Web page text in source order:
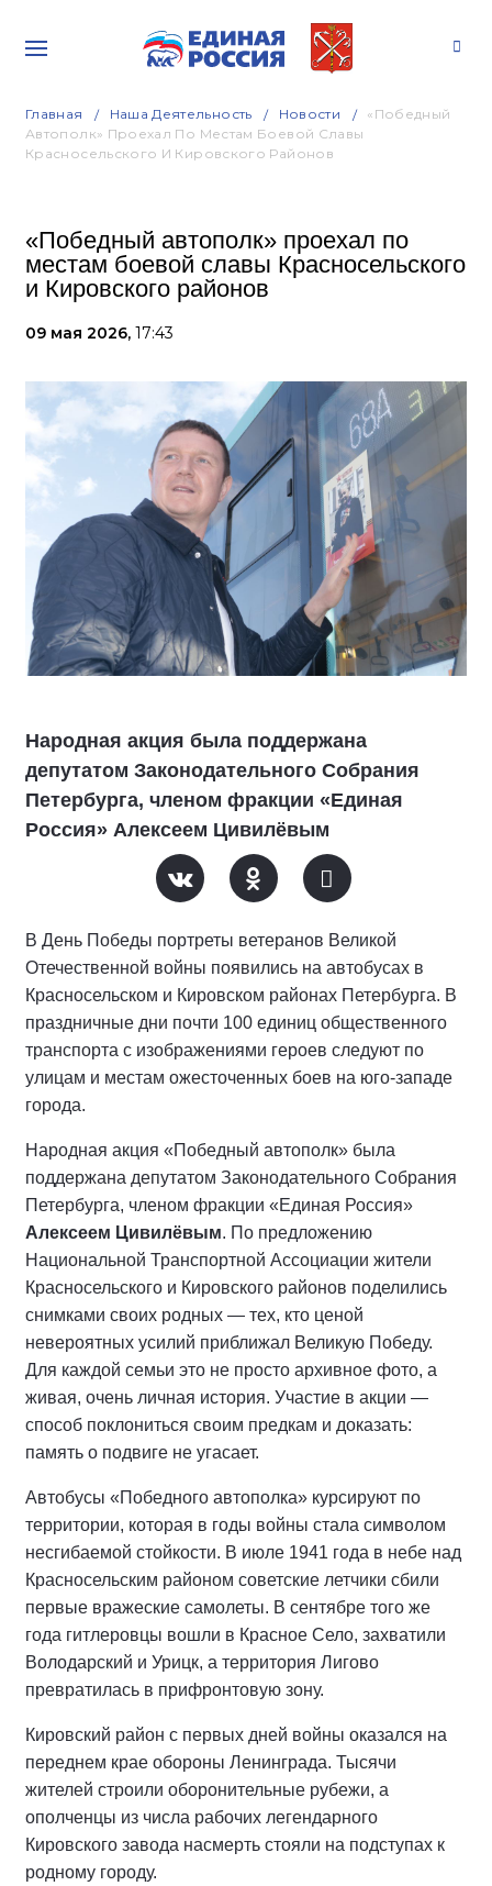
Главная Наша Деятельность Новости
«Победный
Автополк» Проехал По Местам Боевой Славы
Красносельского И Кировского Районов
«Победный автополк» проехал по
местам боевой славы Красносельского
и Кировского районов
09 мая 2026, 17:43
Народная акция была поддержана
депутатом Законодательного Собрания
Петербурга, членом фракции «Единая
Россия» Алексеем Цивилёвым
В День Победы портреты ветеранов Великой
Отечественной войны появились на автобусах в
Красносельском и Кировском районах Петербурга. В
праздничные дни почти 100 единиц общественного
транспорта с изображениями героев следуют по
улицам и местам ожесточенных боев на юго-западе
города.
Народная акция «Победный автополк» была
поддержана депутатом Законодательного Собрания
Петербурга, членом фракции «Единая Россия»
Алексеем Цивилёвым. По предложению
Национальной Транспортной Ассоциации жители
Красносельского и Кировского районов поделились
снимками своих родных — тех, кто ценой
невероятных усилий приближал Великую Победу.
Для каждой семьи это не просто архивное фото, а
живая, очень личная история. Участие в акции —
способ поклониться своим предкам и доказать:
память о подвиге не угасает.
Автобусы «Победного автополка» курсируют по
территории, которая в годы войны стала символом
несгибаемой стойкости. В июле 1941 года в небе над
Красносельским районом советские летчики сбили
первые вражеские самолеты. В сентябре того же
года гитлеровцы вошли в Красное Село, захватили
Володарский и Урицк, а территория Лигово
превратилась в прифронтовую зону.
Кировский район с первых дней войны оказался на
переднем крае обороны Ленинграда. Тысячи
жителей строили оборонительные рубежи, а
ополченцы из числа рабочих легендарного
Кировского завода насмерть стояли на подступах к
родному городу.